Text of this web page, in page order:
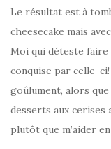
Le résultat est à
cheesecake mais
Moi qui déteste faire
conquise par celle-
goûlument, alors
desserts aux cerises
plutôt que m’aider